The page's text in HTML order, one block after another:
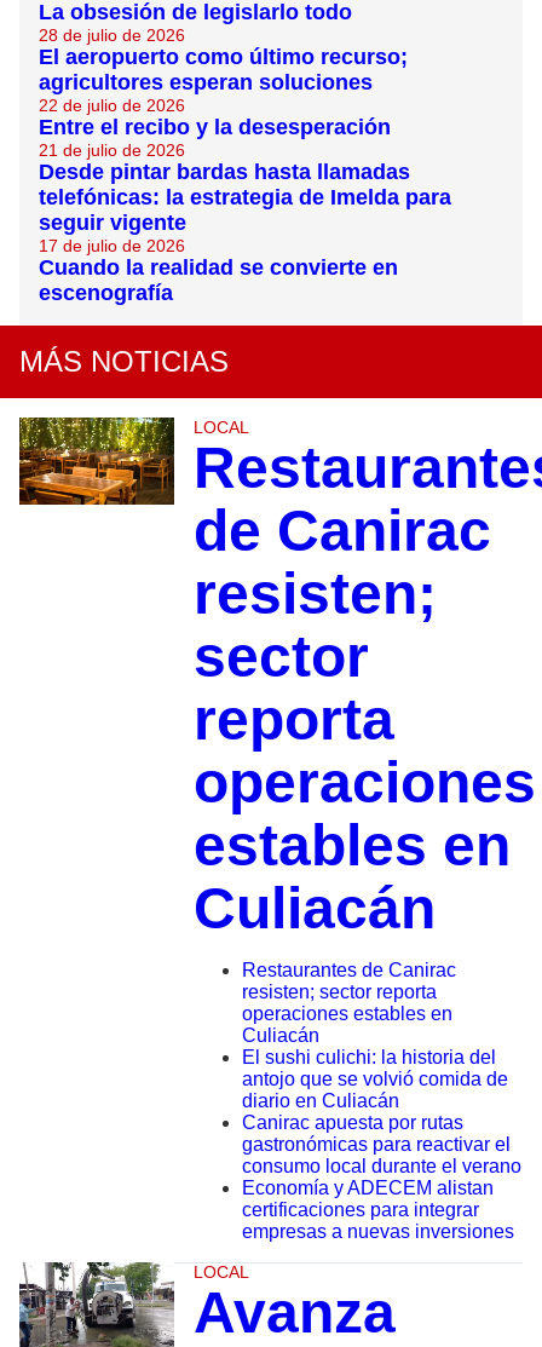
La obsesión de legislarlo todo
28 de julio de 2026
El aeropuerto como último recurso;
agricultores esperan soluciones
22 de julio de 2026
Entre el recibo y la desesperación
21 de julio de 2026
Desde pintar bardas hasta llamadas
telefónicas: la estrategia de Imelda para
seguir vigente
17 de julio de 2026
Cuando la realidad se convierte en
escenografía
MÁS NOTICIAS
LOCAL
de Canirac
resisten;
sector
reporta
operaciones
estables en
Culiacán
Restaurantes de Canirac
resisten; sector reporta
operaciones estables en
Culiacán
El sushi culichi: la historia del
antojo que se volvió comida de
diario en Culiacán
Canirac apuesta por rutas
gastronómicas para reactivar el
consumo local durante el verano
Economía y ADECEM alistan
certificaciones para integrar
empresas a nuevas inversiones
LOCAL
Avanza